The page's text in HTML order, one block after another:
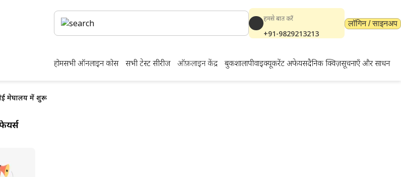
हमसे बात करें
+91-9829213213
लॉगिन / साइनअप
होमसभी ऑनलाइन कोर्स सभी टेस्ट सीरीज ऑफ़लाइन केंद्र बुकशालापीवाईक्यूकरेंट अफेयर्सदैनिक क्विज़सूचनाएँ और साधन
मेघालय में शुरू